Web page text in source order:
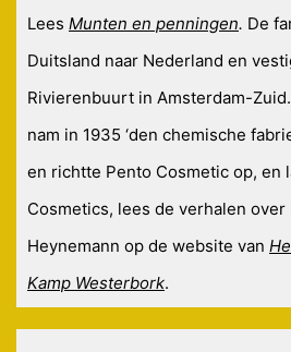
Lees Munten en penningen. De
Duitsland naar Nederland en
Rivierenbuurt in Amsterdam-
nam in 1935 ‘den chemische
en richtte Pento Cosmetic op, en
Cosmetics, lees de verhalen over
Heynemann op de website van
Kamp Westerbork.